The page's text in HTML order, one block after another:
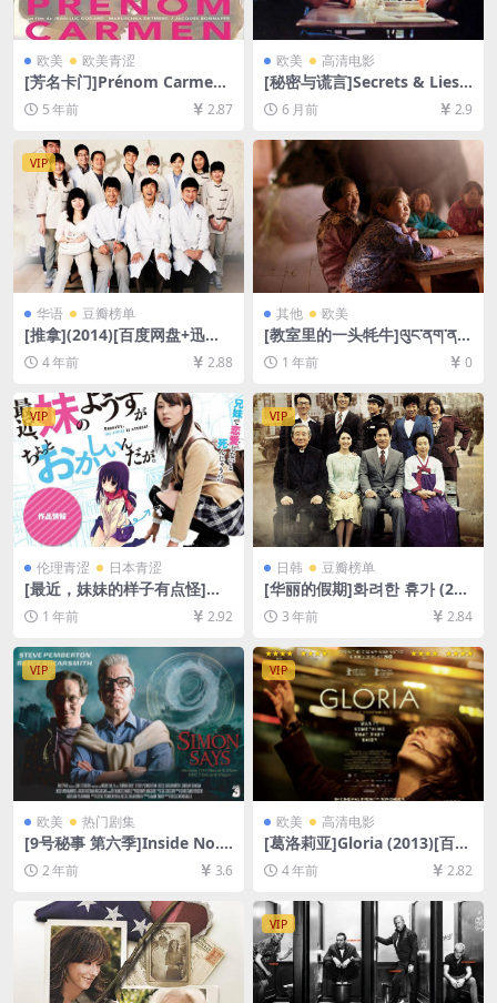
欧美 欧美青涩
[芳名卡门]Prénom Carmen
(1983)[百度网盘+迅雷云盘资
源1080P超清未删减][MP4/5
5 年前 2.87
欧美 高清电影
[秘密与谎言]Secrets & Lies
(1996)[百度网盘+夸克网盘10
80P超清未删减资源][网盘在
文字幕]
6 月前 2.9
VIP
华语 豆瓣榜单
[推拿](2014)[百度网盘+迅雷
云盘资源1080P超清未删减]
[MP4/7GB][中文字幕]
4 年前 2.88
其他 欧美
[教室里的一头牦牛]ལུང་ནག་ན།
(2019)[百度网盘+夸克网盘10
80P超清未删减资源][网盘在
线播放/下载][MP4/7GB][中文
字幕]
1 年前 0
VIP
伦理青涩 日本青涩
[最近，妹妹的样子有点怪]最
近、妹のようすがちょっとお
かしいんだが。 (2014)[百度
网盘+夸克网盘1080P超清未
删减资源][网盘下载][MP4/7.5
GB][中英字幕]【手机/平板无
法在线播放，请使用电脑下载
防和谐压缩包（含解压密
码）】
1 年前 2.92
VIP
日韩 豆瓣榜单
[华丽的假期]화려한 휴가 (200
7)[百度网盘+迅雷云盘资源10
80P超清未删减][MP4/7GB]
[韩语中字]
3 年前 2.84
VIP
欧美 热门剧集
[9号秘事 第六季]Inside No. 9
Season 6 (2021)[百度网盘
+夸克网盘1080P超清未删减
4/5.9GB][中英字幕]
2 年前 3.6
VIP
欧美 高清电影
[葛洛莉亚]Gloria (2013)[百度
网盘+迅雷云盘资源1080P超
清未删减][MP4/7GB][中文字
4 年前 2.82
VIP